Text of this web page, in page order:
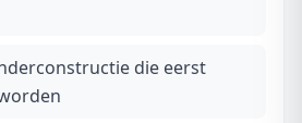
die eerst